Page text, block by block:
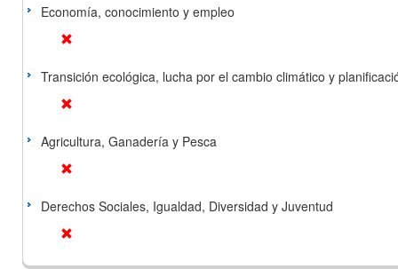
Economía, conocimiento y empleo
Transición ecológica, lucha por el cambio climático y
Agricultura, Ganadería y Pesca
Derechos Sociales, Igualdad, Diversidad y Juventud